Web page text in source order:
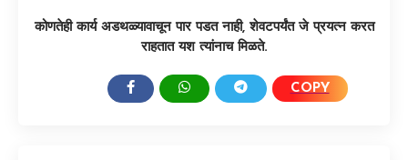
कोणतेही कार्य अडथळ्यावाचून पार पडत नाही, शेवटपर्यंत जे प्रयत्न करत
राहतात यश त्यांनाच मिळते.
COPY